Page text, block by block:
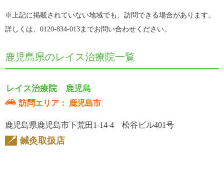
※上記に掲載されていない地域でも、訪問できる場合があります。
詳しくは、0120-834-013までお問い合わせください。
鹿児島県のレイス治療院一覧
レイス治療院 鹿児島
訪問エリア： 鹿児島市
鹿児島県鹿児島市下荒田1-14-4 松谷ビル401号
鍼灸取扱店